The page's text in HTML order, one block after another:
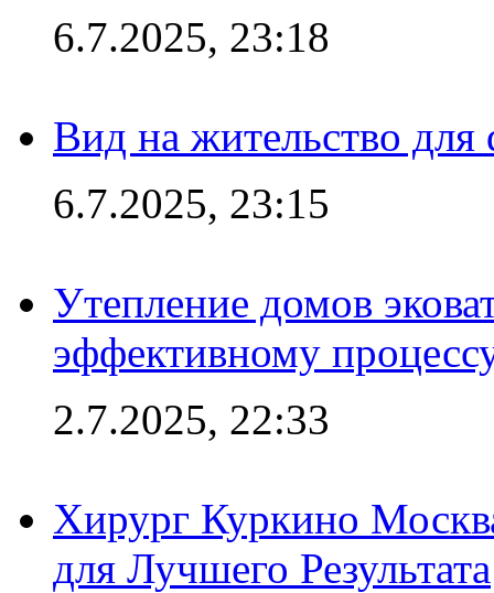
6.7.2025, 23:18
Вид на жительство
6.7.2025, 23:15
Утепление домов
эффективному
2.7.2025, 22:33
Хирург Куркино
для Лучшего Результата